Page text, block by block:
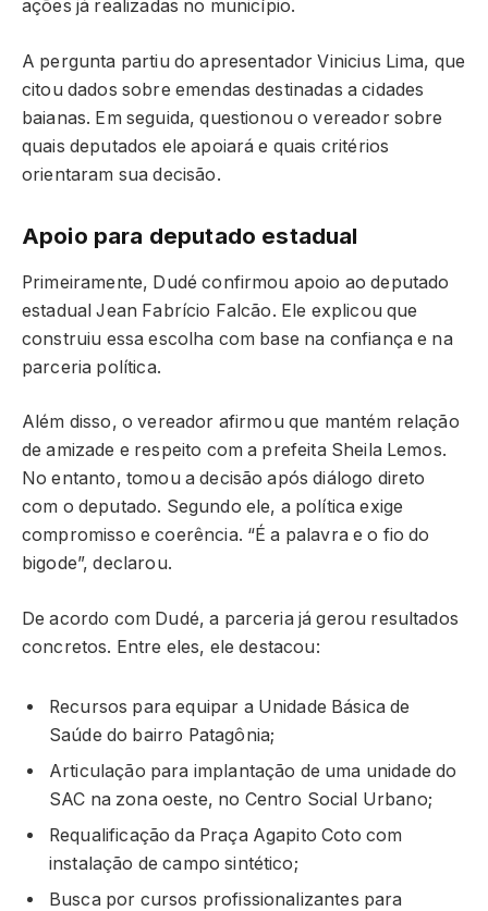
ações já realizadas no município.
A pergunta partiu do apresentador Vinicius Lima, que
citou dados sobre emendas destinadas a cidades
baianas. Em seguida, questionou o vereador sobre
quais deputados ele apoiará e quais critérios
orientaram sua decisão.
Apoio para deputado estadual
Primeiramente, Dudé confirmou apoio ao deputado
estadual Jean Fabrício Falcão. Ele explicou que
construiu essa escolha com base na confiança e na
parceria política.
Além disso, o vereador afirmou que mantém relação
de amizade e respeito com a prefeita Sheila Lemos.
No entanto, tomou a decisão após diálogo direto
com o deputado. Segundo ele, a política exige
compromisso e coerência. “É a palavra e o fio do
bigode”, declarou.
De acordo com Dudé, a parceria já gerou resultados
concretos. Entre eles, ele destacou:
Recursos para equipar a Unidade Básica de
Saúde do bairro Patagônia;
Articulação para implantação de uma unidade do
SAC na zona oeste, no Centro Social Urbano;
Requalificação da Praça Agapito Coto com
instalação de campo sintético;
Busca por cursos profissionalizantes para